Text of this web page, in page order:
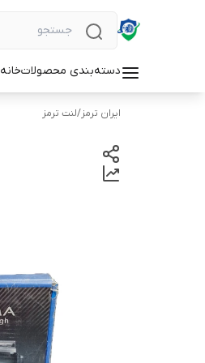
دسته‌بندی محصولاتخانه
ایران ترمز/لنت ترمز